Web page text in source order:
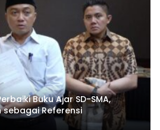
Buku Ajar SD-SMA,
sebagai Referensi